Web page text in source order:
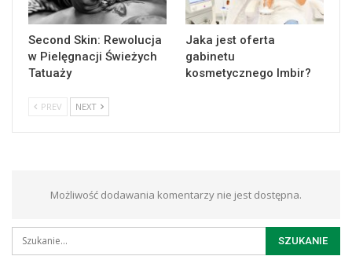
Second Skin: Rewolucja
w Pielęgnacji Świeżych
Tatuaży
Jaka jest oferta
gabinetu
kosmetycznego Imbir?
PREV NEXT
Możliwość dodawania komentarzy nie jest dostępna.